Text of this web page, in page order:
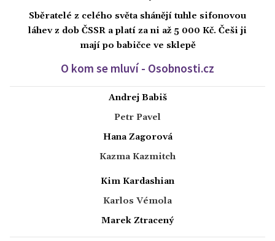
Sběratelé z celého světa shánějí tuhle sifonovou
láhev z dob ČSSR a platí za ni až 5 000 Kč. Češi ji
mají po babičce ve sklepě
O kom se mluví - Osobnosti.cz
Andrej Babiš
Petr Pavel
Hana Zagorová
Kazma Kazmitch
Kim Kardashian
Karlos Vémola
Marek Ztracený